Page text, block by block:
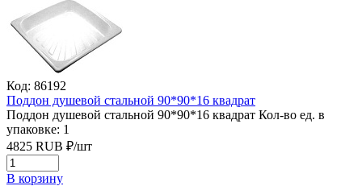
Код: 86192
Поддон душевой стальной 90*90*16 квадрат
Поддон душевой стальной 90*90*16 квадрат Кол-во ед. в
упаковке: 1
4825 RUB ₽/шт
В корзину